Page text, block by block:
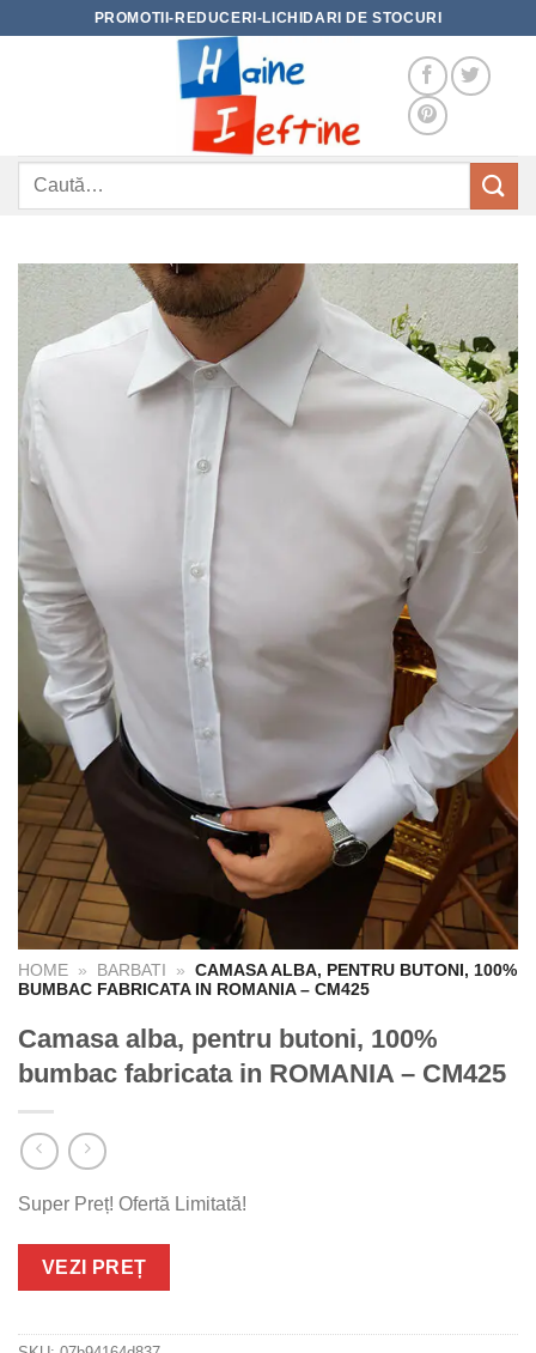
PROMOTII-REDUCERI-LICHIDARI DE STOCURI
Caută
HOME » BARBATI »
CAMASA ALBA, PENTRU BUTONI, 100%
BUMBAC FABRICATA IN ROMANIA – CM425
Camasa alba, pentru butoni, 100%
bumbac fabricata in ROMANIA – CM425
Super Preț! Ofertă Limitată!
VEZI PREȚ